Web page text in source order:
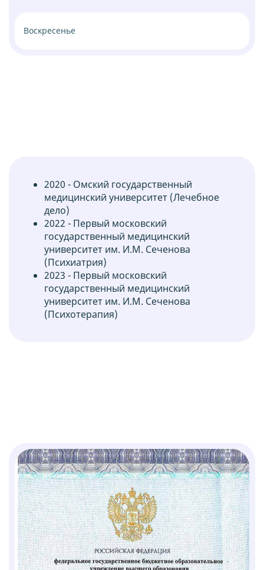
Воскресенье
2020 - Омский государственный
медицинский университет (Лечебное
дело)
2022 - Первый московский
государственный медицинский
университет им. И.М. Сеченова
(Психиатрия)
2023 - Первый московский
государственный медицинский
университет им. И.М. Сеченова
(Психотерапия)